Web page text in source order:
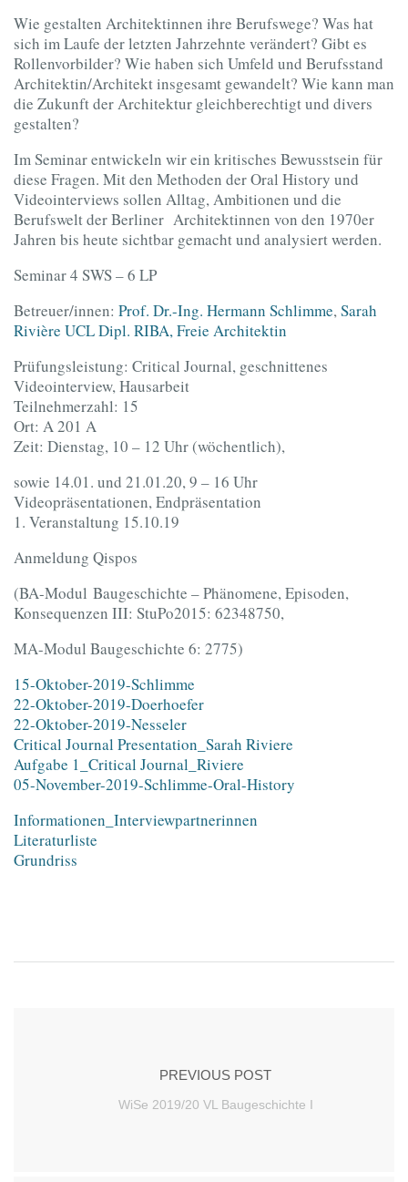
Wie gestalten Architektinnen ihre Berufswege? Was hat
sich im Laufe der letzten Jahrzehnte verändert? Gibt es
Rollenvorbilder? Wie haben sich Umfeld und Berufsstand
Architektin/Architekt insgesamt gewandelt? Wie kann man
die Zukunft der Architektur gleichberechtigt und divers
gestalten?
Im Seminar entwickeln wir ein kritisches Bewusstsein für
diese Fragen. Mit den Methoden der Oral History und
Videointerviews sollen Alltag, Ambitionen und die
Berufswelt der Berliner Architektinnen von den 1970er
Jahren bis heute sichtbar gemacht und analysiert werden.
Seminar 4 SWS – 6 LP
Betreuer/innen: Prof. Dr.-Ing. Hermann Schlimme,Sarah
Rivière UCL Dipl. RIBA, Freie Architektin
Prüfungsleistung: Critical Journal, geschnittenes
Videointerview, Hausarbeit
Teilnehmerzahl: 15
Ort: A 201 A
Zeit: Dienstag, 10 – 12 Uhr (wöchentlich),
sowie 14.01. und 21.01.20, 9 – 16 Uhr
Videopräsentationen, Endpräsentation
1. Veranstaltung 15.10.19
Anmeldung Qispos
(BA-Modul Baugeschichte – Phänomene, Episoden,
Konsequenzen III: StuPo2015: 62348750,
MA-Modul Baugeschichte 6: 2775)
15-Oktober-2019-Schlimme
22-Oktober-2019-Doerhoefer
22-Oktober-2019-Nesseler
Critical Journal Presentation_Sarah Riviere
Aufgabe 1_Critical Journal_Riviere
05-November-2019-Schlimme-Oral-History
Informationen_Interviewpartnerinnen
Literaturliste
Grundriss
PREVIOUS POST
WiSe 2019/20 VL Baugeschichte I